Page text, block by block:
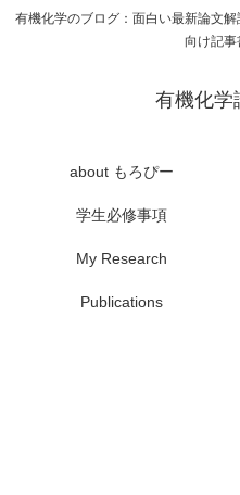
有機化学のブログ：面白い最新論文
向け記事
有機化学
about もろぴー
学生必修事項
My Research
Publications